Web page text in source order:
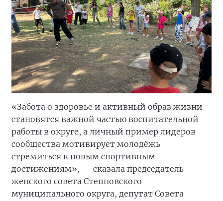
«Забота о здоровье и активный образ жизни
становятся важной частью воспитательной
работы в округе, а личный пример лидеров
сообщества мотивирует молодёжь
стремиться к новым спортивным
достижениям», — сказала председатель
женского совета Степновского
муниципального округа, депутат Совета